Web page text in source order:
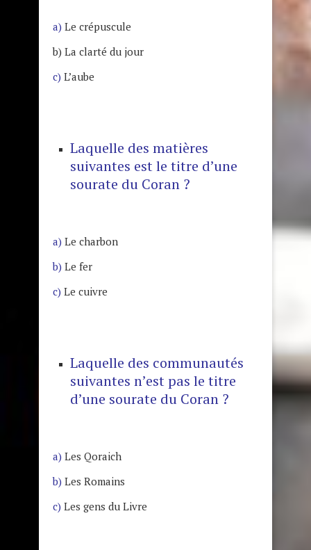
a) Le crépuscule
b) La clarté du jour
c) L’aube
Laquelle des matières
suivantes est le titre d’une
sourate du Coran ?
a) Le charbon
b) Le fer
c) Le cuivre
Laquelle des communautés
suivantes n’est pas le titre
d’une sourate du Coran ?
a) Les Qoraich
b) Les Romains
c) Les gens du Livre